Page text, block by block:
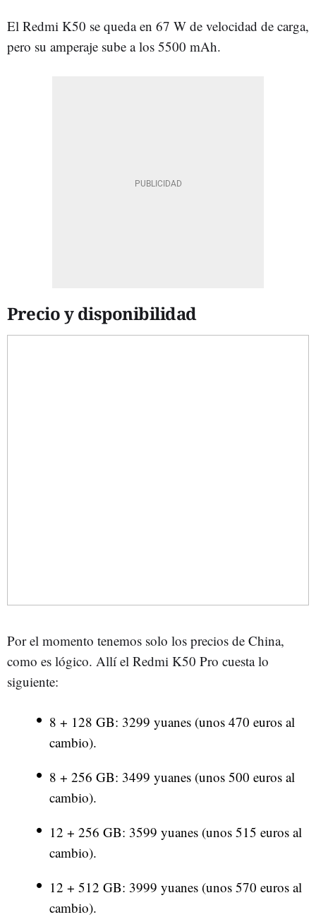
El Redmi K50 se queda en 67 W de velocidad de carga,
pero su amperaje sube a los 5500 mAh.
Precio y disponibilidad
Por el momento tenemos solo los precios de China,
como es lógico. Allí el Redmi K50 Pro cuesta lo
siguiente:
8 + 128 GB: 3299 yuanes (unos 470 euros al
cambio).
8 + 256 GB: 3499 yuanes (unos 500 euros al
cambio).
12 + 256 GB: 3599 yuanes (unos 515 euros al
cambio).
12 + 512 GB: 3999 yuanes (unos 570 euros al
cambio).